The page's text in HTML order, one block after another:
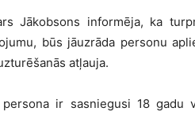
Jākobsons informēja, ka
būs jāuzrāda personu
atļauja.
ir sasniegusi 18 gadu